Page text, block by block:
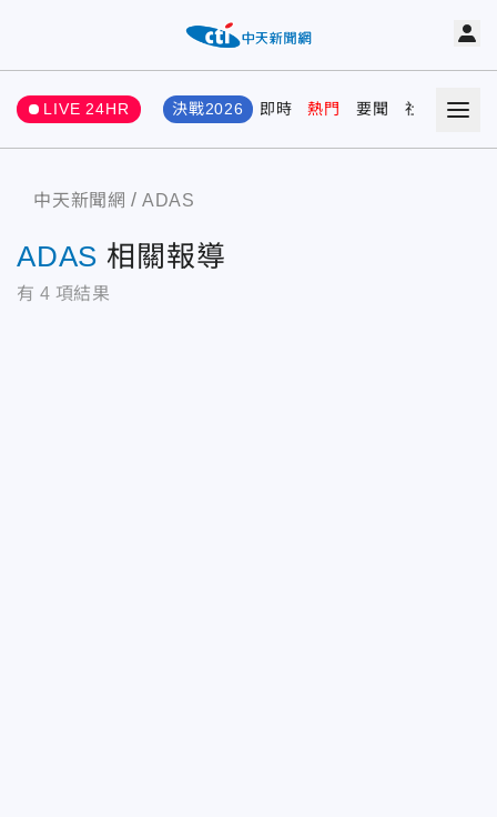
LIVE 24HR 決戰2026 即時 熱門 要聞 社會 娛樂
中天新聞網 ADAS
ADAS 相關報導
有 4 項結果